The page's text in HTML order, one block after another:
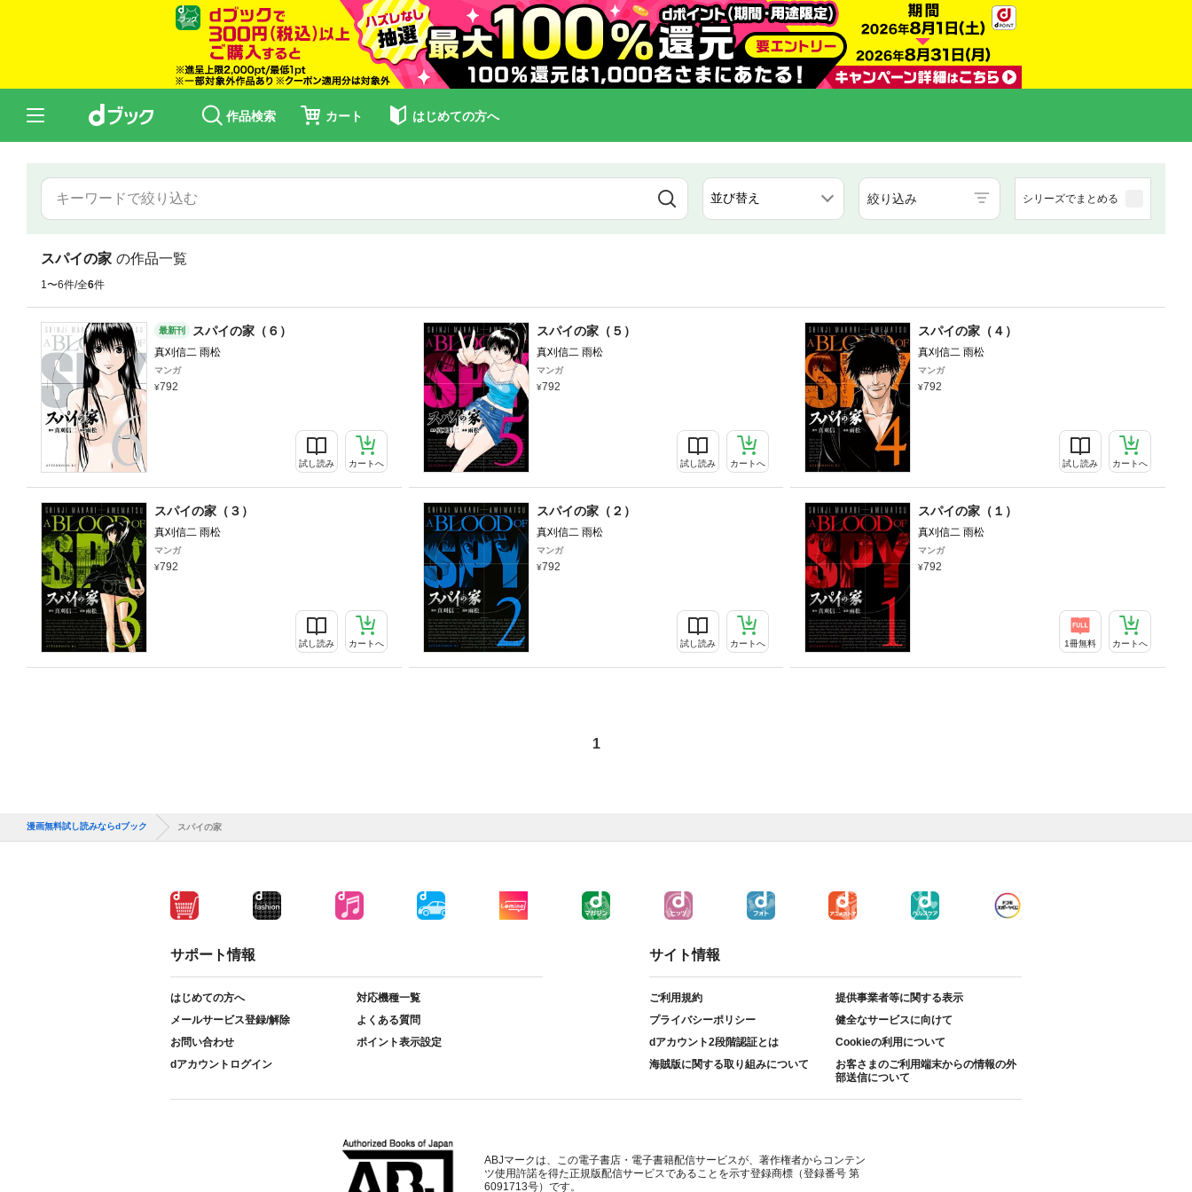
作品検索 カート はじめての方へ
絞り込み シリーズでまとめる
スパイの家 の作品一覧
1〜6件/全6件
最新刊 スパイの家（６）
真刈信二 雨松
マンガ
792
試し読み カートへ
スパイの家（５）
真刈信二 雨松
マンガ
792
試し読み カートへ
スパイの家（４）
真刈信二 雨松
マンガ
792
試し読み カートへ
スパイの家（３）
真刈信二 雨松
マンガ
792
試し読み カートへ
スパイの家（２）
真刈信二 雨松
マンガ
792
試し読み カートへ
スパイの家（１）
真刈信二 雨松
マンガ
792
1冊無料 カートへ
1
漫画無料試し読みならdブック スパイの家
サポート情報
はじめての方へ
対応機種一覧
メールサービス登録/解除
よくある質問
お問い合わせ
ポイント表示設定
dアカウントログイン
サイト情報
ご利用規約
提供事業者等に関する表示
プライバシーポリシー
健全なサービスに向けて
dアカウント2段階認証とは
Cookieの利用について
海賊版に関する取り組みについて
お客さまのご利用端末からの情報の外
部送信について
ABJマークは、この電子書店・電子書籍配信サービスが、著作権者からコンテン
ツ使用許諾を得た正規版配信サービスであることを示す登録商標（登録番号 第
6091713号）です。